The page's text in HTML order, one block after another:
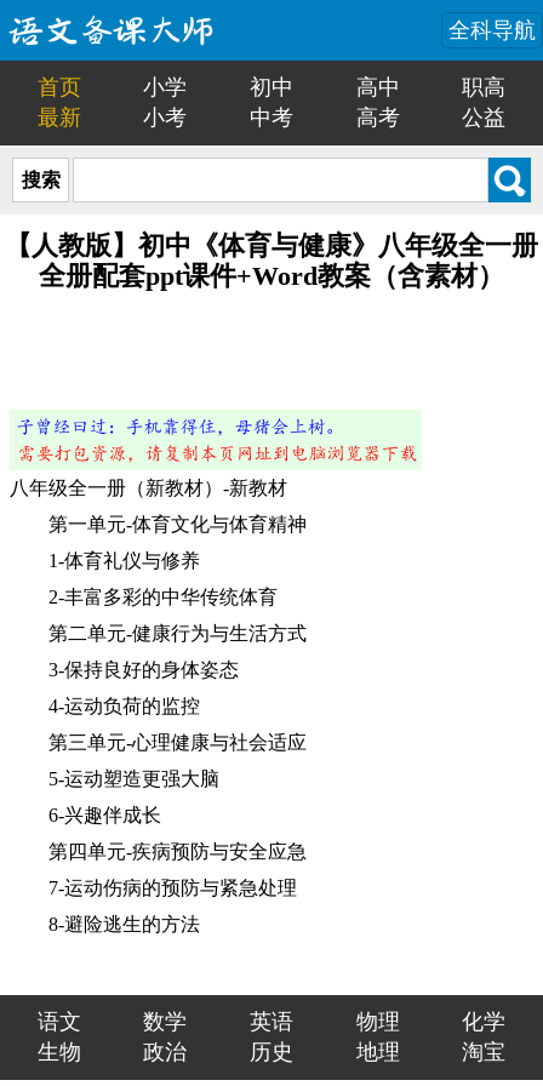
全科导航
首页 小学 初中 高中
职高
最新
小考 中考 高考 公益
搜索
【人教版】初中《体育与健康》八年级全一册
全册配套ppt课件+Word教案（含素材）
八年级全一册（新教材）-新教材
第一单元-体育文化与体育精神
1-体育礼仪与修养
2-丰富多彩的中华传统体育
第二单元-健康行为与生活方式
3-保持良好的身体姿态
4-运动负荷的监控
第三单元-心理健康与社会适应
5-运动塑造更强大脑
6-兴趣伴成长
第四单元-疾病预防与安全应急
7-运动伤病的预防与紧急处理
8-避险逃生的方法
语文 数学 英语 物理
化学
生物
政治 历史 地理 淘宝